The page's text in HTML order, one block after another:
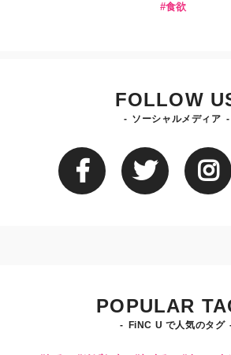
食欲
FOLLOW
ソーシャルメディア
POPULAR
FiNC U で人気のタグ